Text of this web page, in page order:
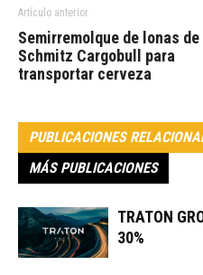
Artículo anterior
Semirremolque de lonas de
Schmitz Cargobull para
transportar cerveza
PUBLICACIONES
MÁS PUBLICACIONES
TRATON
30%